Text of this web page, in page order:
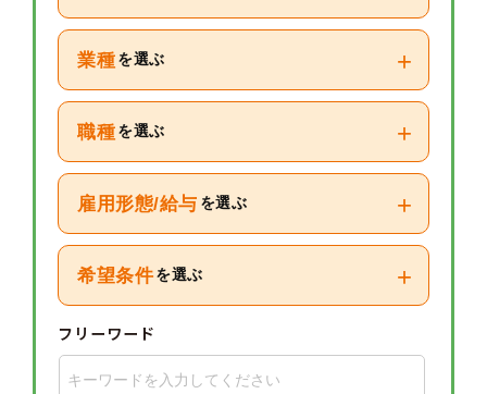
業種 を選ぶ +
職種 を選ぶ +
雇用形態/給与 を選ぶ +
希望条件 を選ぶ +
フリーワード